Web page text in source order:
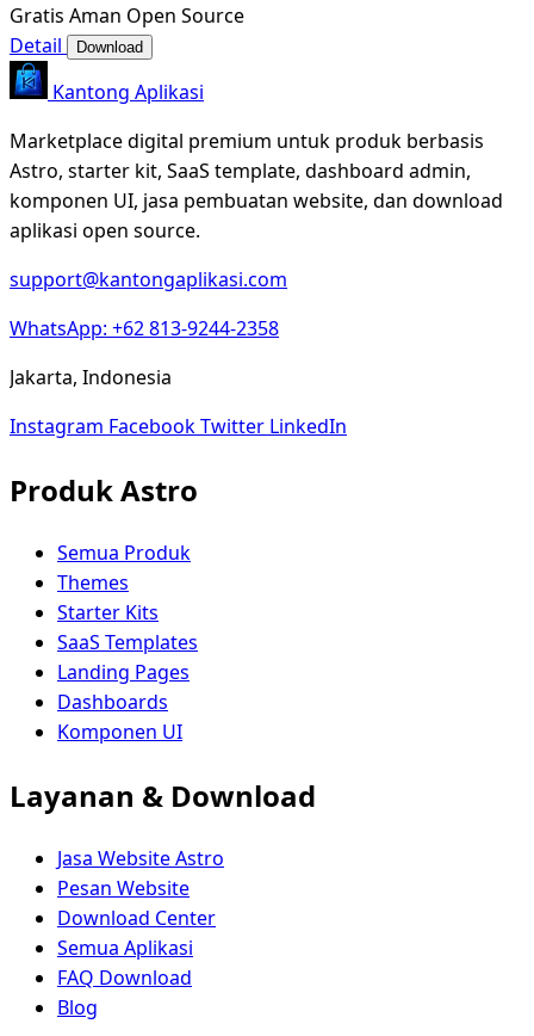
Gratis Aman Open Source
Detail
Download
Kantong Aplikasi
Marketplace digital premium untuk produk berbasis
Astro, starter kit, SaaS template, dashboard admin,
komponen UI, jasa pembuatan website, dan download
aplikasi open source.
support@kantongaplikasi.com
WhatsApp: +62 813-9244-2358
Jakarta, Indonesia
Instagram FacebookTwitter LinkedIn
Produk Astro
Semua Produk
Themes
Starter Kits
SaaS Templates
Landing Pages
Dashboards
Komponen UI
Layanan & Download
Jasa Website Astro
Pesan Website
Download Center
Semua Aplikasi
FAQ Download
Blog